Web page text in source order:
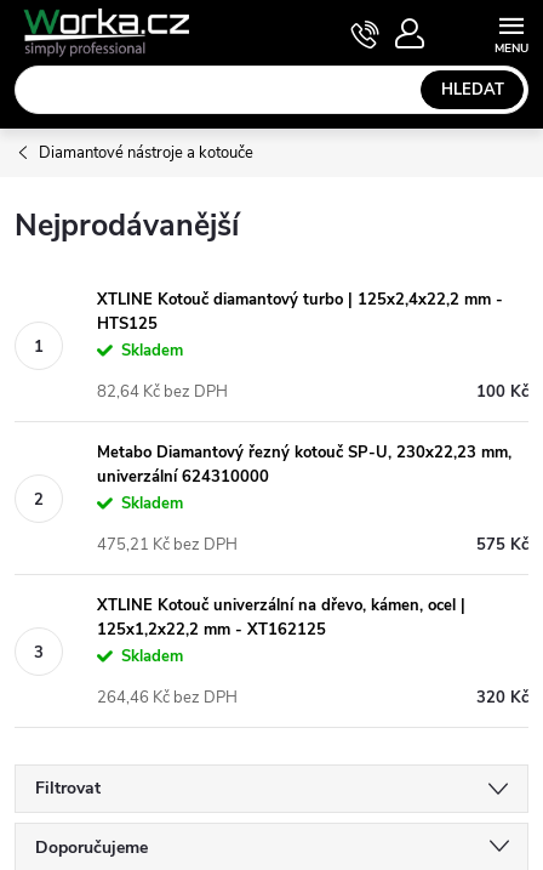
Přejít
obsah
HLEDAT
NÁKUPNÍ
KOŠÍK
Diamantové nástroje a kotouče
Nejprodávanější
XTLINE Kotouč diamantový turbo | 125x2,4x22,2 mm -
HTS125
Skladem
100 Kč
82,64 Kč bez DPH
Metabo Diamantový řezný kotouč SP-U, 230x22,23 mm,
univerzální 624310000
Skladem
575 Kč
475,21 Kč bez DPH
XTLINE Kotouč univerzální na dřevo, kámen, ocel |
125x1,2x22,2 mm - XT162125
Skladem
320 Kč
264,46 Kč bez DPH
Filtrovat
Ř
Doporučujeme